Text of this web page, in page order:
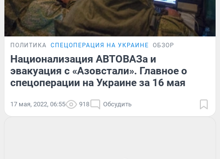
ПОЛИТИКА СПЕЦОПЕРАЦИЯ НА УКРАИНЕ ОБЗОР
Национализация АВТОВАЗа и
эвакуация с «Азовстали». Главное о
спецоперации на Украине за 16 мая
17 мая, 2022, 06:55 918 Обсудить